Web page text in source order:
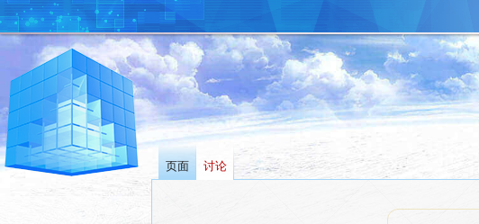
页面 讨论